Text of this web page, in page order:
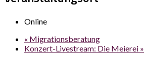
Online
« Migrationsberatung
Konzert-Livestream: Die Meierei »